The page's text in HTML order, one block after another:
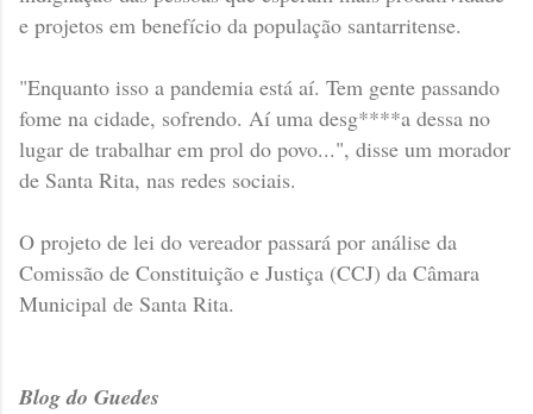
e projetos em benefício da população santarritense.
"Enquanto isso a pandemia está aí. Tem gente passando
fome na cidade, sofrendo. Aí uma desg****a dessa no
lugar de trabalhar em prol do povo...", disse um morador
de Santa Rita, nas redes sociais.
O projeto de lei do vereador passará por análise da
Comissão de Constituição e Justiça (CCJ) da Câmara
Municipal de Santa Rita.
Blog do Guedes